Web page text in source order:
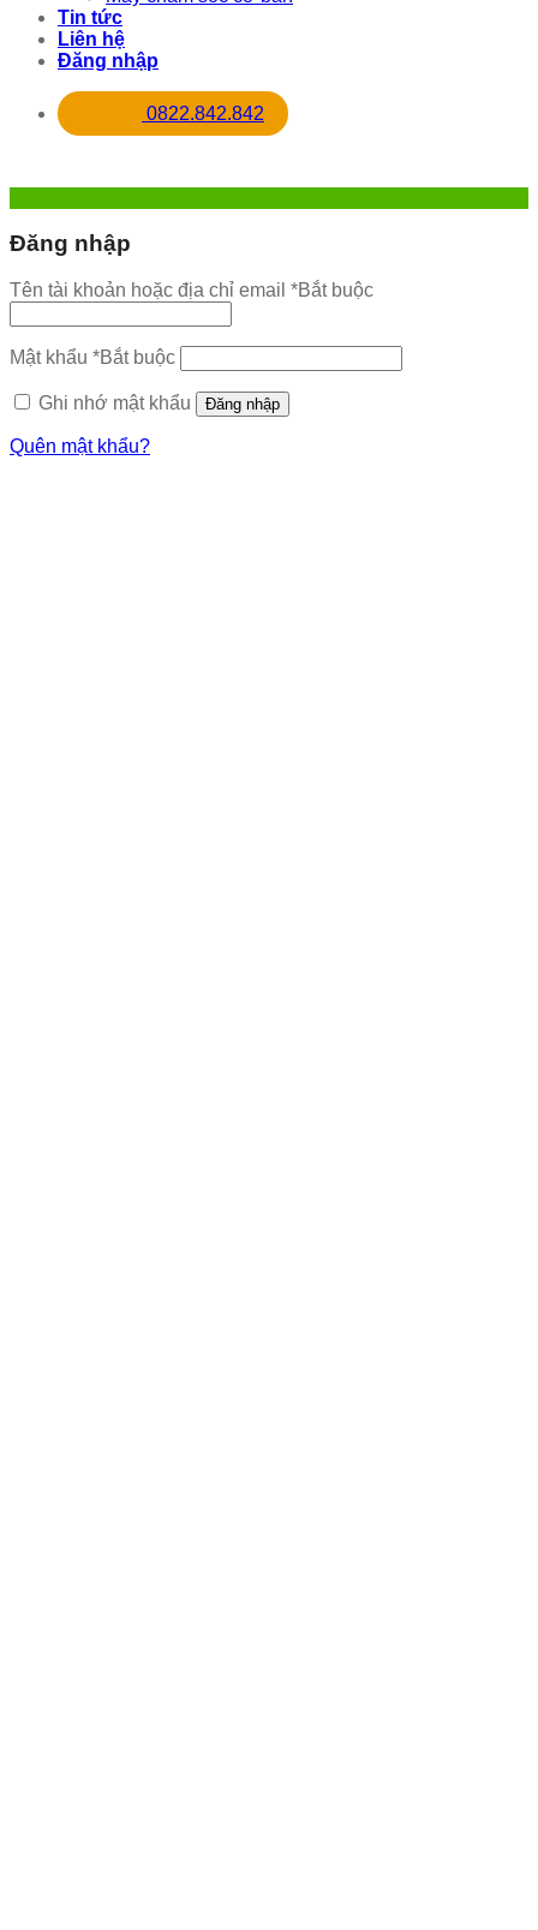
Tin tức
Liên hệ
Đăng nhập
0822.842.842
Đăng nhập
Tên tài khoản hoặc địa chỉ email *Bắt buộc
Mật khẩu *Bắt buộc
Ghi nhớ mật khẩu Đăng nhập
Quên mật khẩu?